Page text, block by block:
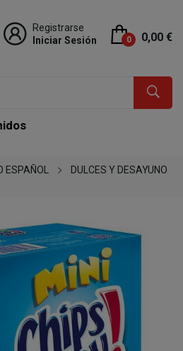
Registrarse
Iniciar Sesión
0 0,00 €
DULCES Y DESAYUNO